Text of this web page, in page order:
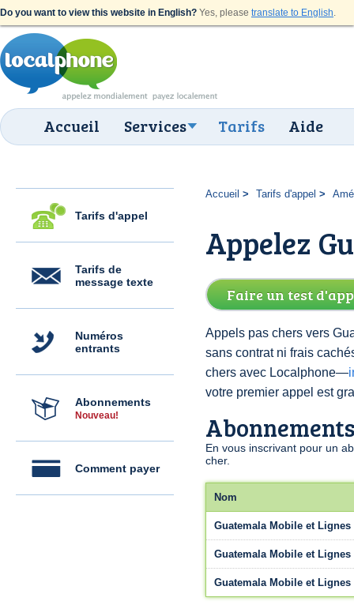
Do you want to view this website in English? Yes, please translate to English.
Accueil Services Tarifs Aide
Tarifs d'appel
Tarifs de
message texte
Numéros
entrants
Abonnements
Nouveau!
Comment payer
Accueil Tarifs d'appel
Appelez
Faire un test
Appels pas chers vers
sans contrat ni frais
chers avec Localphone—
votre premier appel est
En vous inscrivant pour un
cher.
Nom
Guatemala Mobile et Lignes
Guatemala Mobile et Lignes
Guatemala Mobile et Lignes